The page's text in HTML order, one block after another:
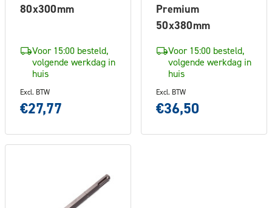
80x300mm
Voor 15:00 besteld,
volgende werkdag in
huis
Excl. BTW
€27,77
Premium
50x380mm
Voor 15:00 besteld,
volgende werkdag in
huis
Excl. BTW
€36,50